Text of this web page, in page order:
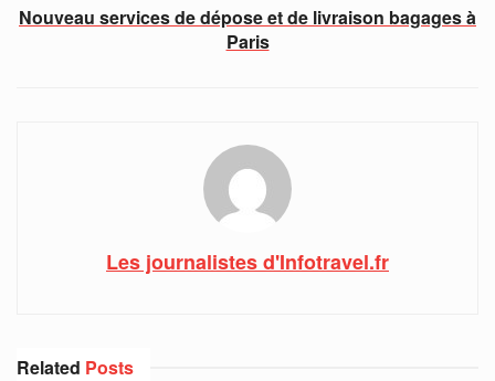
Nouveau services de dépose et de livraison bagages à
Paris
Les journalistes d'Infotravel.fr
Related Posts